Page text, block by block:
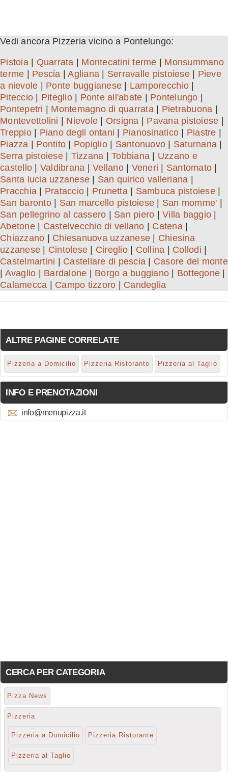
Vedi ancora Pizzeria vicino a Pontelungo:
Pistoia| Quarrata Montecatini terme
Monsummano
terme
Pescia |Agliana Serravalle pistoiese| Pieve
a nievole
Ponte buggianese Lamporecchio|
Piteccio
Piteglio| Ponte all'abate Pontelungo
Pontepetri
Montemagno di quarrata| Pietrabuona
Montevettolini
Nievole Orsigna Pavana pistoiese
Treppio| Piano degli ontani Pianosinatico Piastre
Piazza
Pontito Popiglio| Santonuovo Saturnana
Serra pistoiese| Tizzana Tobbiana
Uzzano e
castello
Valdibrana Vellano| Veneri Santomato
Santa lucia uzzanese
San quirico valleriana
Pracchia
Prataccio Prunetta| Sambuca pistoiese|
San baronto| San marcello pistoiese San momme'
San pellegrino al cassero
San piero Villa baggio
Abetone| Castelvecchio di vellano Catena|
Chiazzano
Chiesanuova uzzanese
Chiesina
uzzanese
Cintolese Cireglio| Collina Collodi
Castelmartini
Castellare di pescia
Casore del monte
Avaglio Bardalone Borgo a buggiano Bottegone
Calamecca
Campo tizzoro Candeglia
ALTRE PAGINE CORRELATE
Pizzeria a Domicilio Pizzeria Ristorante Pizzeria al Taglio
INFO E PRENOTAZIONI
info@menupizza.it
CERCA PER CATEGORIA
Pizza News
Pizzeria
Pizzeria a Domicilio Pizzeria Ristorante
Pizzeria al Taglio